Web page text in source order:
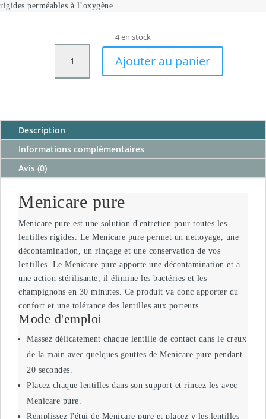
rigides perméables à l’oxygène.
4 en stock
Menicare
Ajouter au panier
Description
Informations complémentaires
Avis (0)
Menicare pure
Menicare pure est une solution d'entretien pour toutes les
lentilles rigides. Le Menicare pure permet un nettoyage, une
décontamination, un rinçage et une conservation de vos
lentilles. Le Menicare pure apporte une décontamination et a
une action stérilisante, il élimine les bactéries et les
champignons en 30 minutes. Ce produit va donc apporter du
confort et une tolérance des lentilles aux porteurs.
Mode d'emploi
Massez délicatement chaque lentille de contact dans le creux
de la main avec quelques gouttes de Menicare pure pendant
20 secondes.
Placez chaque lentilles dans son support et rincez les avec
Menicare pure.
Remplissez l'étui de Menicare pure et placez y les lentilles